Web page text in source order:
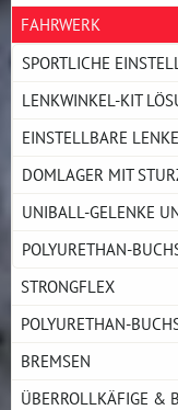
FAHRWERK
SPORTLICHE
LENKWINKEL-KIT
EINSTELLBARE
DOMLAGER MIT
UNIBALL-GELENKE
POLYURETHAN-
STRONGFLEX
POLYURETHAN-
BREMSEN
ÜBERROLLKÄFIGE &